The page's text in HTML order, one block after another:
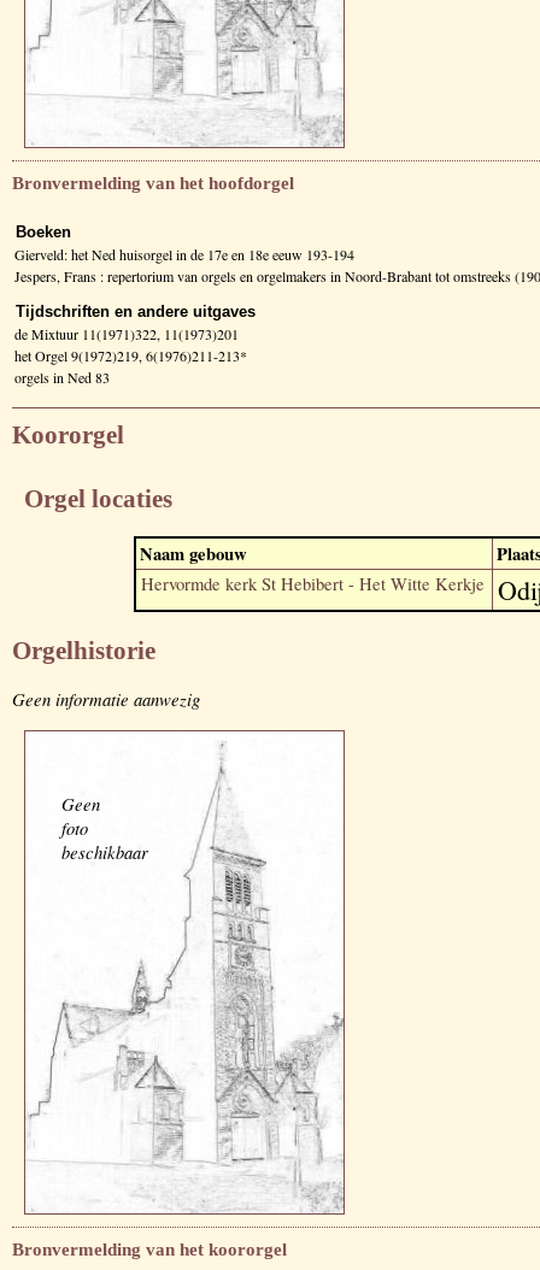
Bronvermelding van het hoofdorgel
Boeken
Gierveld: het Ned huisorgel in de 17e en 18e eeuw 193-194
Jespers, Frans : repertorium van orgels en orgelmakers in Noord-Brabant tot omstreeks
Tijdschriften en andere uitgaves
de Mixtuur 11(1971)322, 11(1973)201
het Orgel 9(1972)219, 6(1976)211-213*
orgels in Ned 83
Koororgel
Orgel locaties
Naam gebouw
Hervormde kerk St Hebibert - Het Witte Kerkje
Orgelhistorie
Geen informatie aanwezig
Geen
foto
beschikbaar
Bronvermelding van het koororgel